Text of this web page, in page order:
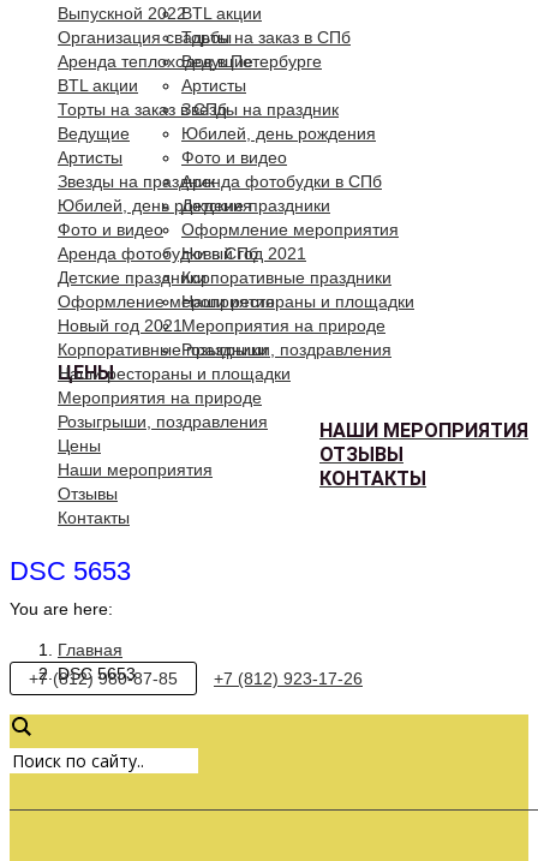
BTL акции
Торты на заказ в СПб
Ведущие
Артисты
Звезды на праздник
Юбилей, день рождения
Фото и видео
Аренда фотобудки в СПб
Детские праздники
Оформление мероприятия
Новый год 2021
Корпоративные праздники
Наши рестораны и площадки
Мероприятия на природе
Розыгрыши, поздравления
ЦЕНЫ
НАШИ МЕРОПРИЯТИЯ
ОТЗЫВЫ
КОНТАКТЫ
Выпускной 2022
Организация свадьбы
Аренда теплоходов в Петербурге
BTL акции
Торты на заказ в СПб
Ведущие
Артисты
Звезды на праздник
Юбилей, день рождения
Фото и видео
Аренда фотобудки в СПб
Детские праздники
Оформление мероприятия
Новый год 2021
Корпоративные праздники
Наши рестораны и площадки
Мероприятия на природе
Розыгрыши, поздравления
Цены
Наши мероприятия
Отзывы
Контакты
DSC 5653
You are here:
Главная
DSC 5653
+7 (812) 980-87-85 +7 (812) 923-17-26